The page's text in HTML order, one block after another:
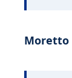
Moretto